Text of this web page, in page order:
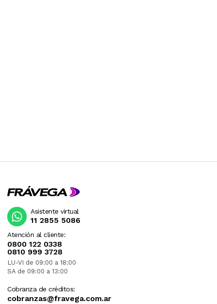
Atención al cliente:
0800 122 0338
0810 999 3728
LU-VI de 09:00 a 18:00
SA de 09:00 a 13:00
Cobranza de créditos:
cobranzas@fravega.com.ar
Asistente virtual
11 2855 5086